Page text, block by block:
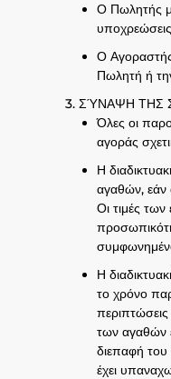
Ο Πωλητής
Ο Αγοραστής
Πωλητή ή
ΣΎΝΑΨΗ ΤΗΣ
Όλες οι
αγοράς
Η
αγαθών, εάν
Οι τιμές
Η
το χρόνο
των αγαθών
διεπαφή
έχει